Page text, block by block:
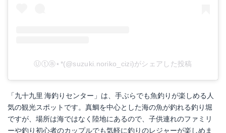
Ⓤⓣⓐ⋆*(@suzuki.noriko_cizi)がシェアした投稿
「九十九里 海釣りセンター」は、手ぶらでも魚釣りが楽しめる人
気の観光スポットです。真鯛を中心とした海の魚が釣れる釣り堀
ですが、場所は海ではなく陸地にあるので、子供連れのファミリ
ーや釣り初心者のカップルでも気軽に釣りのレジャーが楽しめま